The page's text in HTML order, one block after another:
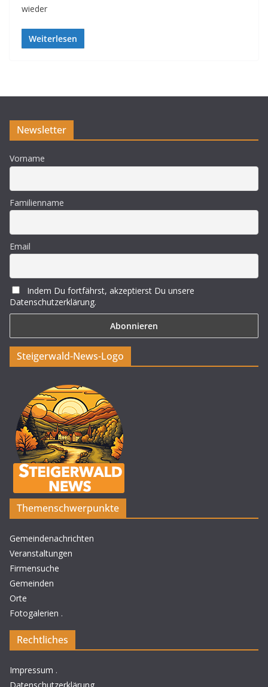
wieder
Weiterlesen
Newsletter
Vorname
Familienname
Email
Indem Du fortfährst, akzeptierst Du unsere
Datenschutzerklärung.
Steigerwald-News-Logo
Themenschwerpunkte
Gemeindenachrichten
Veranstaltungen
Firmensuche
Gemeinden
Orte
Fotogalerien .
Rechtliches
Impressum .